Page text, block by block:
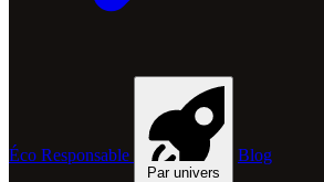
Éco Responsable
Par univers
Blog